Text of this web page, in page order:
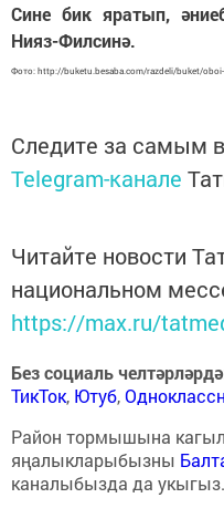
Сине бик яратып,
Нияз-Филсинә.
Фото: http://buketu.besaba.com/razdeli/buket/
Следите за самым
Telegram-канале
Читайте новости
национальном
https://max.ru/
Без социаль челтәрләрдә
ТикТок, Ютуб,
Район тормышына
яңалыкларыбызны
каналыбызда да укыгыз.